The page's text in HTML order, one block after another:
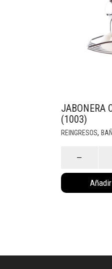
JABONERA
(1003)
REINGRESOS,
(1003)
cantidad